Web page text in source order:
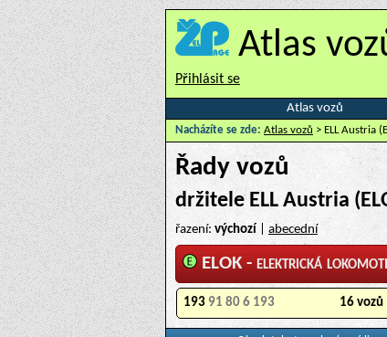
Atlas
Přihlásit se
Atlas vozů
Nacházíte se zde: Atlas vozů > ELL Austria
Řady vozů
držitele ELL Austria
řazení:výchozí| abecední
ELOK - elektrická
193 91 80 6 193 16 vozů